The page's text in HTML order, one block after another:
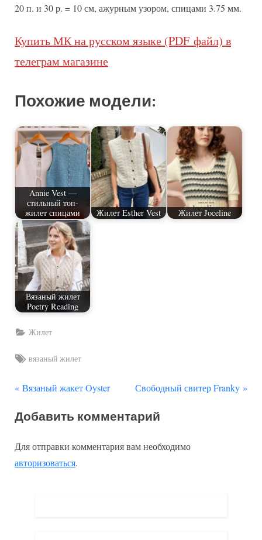
20 п. и 30 р. = 10 см, ажурным узором, спицами 3.75 мм.
Купить МК на русском языке (PDF файл) в
телеграм магазине
Похожие модели:
Annie Vest —
стильный топ-
жилет спицами
Жилет Esther Vest Жилет Joceline
Вязаный жилет
Poetry Reading
Жилет
Tags:
вязаный жилет
Навигация
по
записям
П
е
ы
д
Вязаный жакет Oyster
С
е
у
Свободный свитер Franky
Добавить комментарий
Для отправки комментария вам необходимо
авторизоваться.